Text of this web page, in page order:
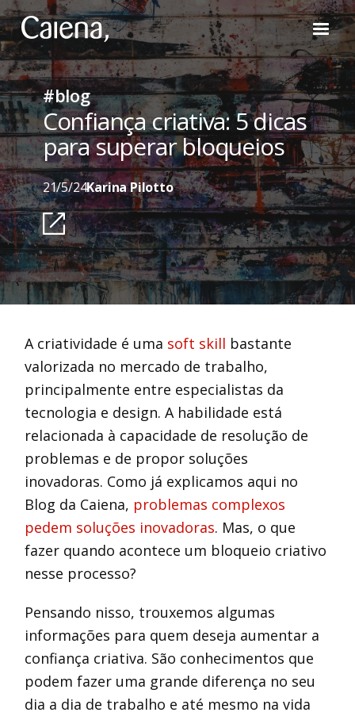
#blog
Confiança criativa: 5 dicas
para superar bloqueios
21/5/24Karina Pilotto
A criatividade é uma soft skill bastante
valorizada no mercado de trabalho,
principalmente entre especialistas da
tecnologia e design. A habilidade está
relacionada à capacidade de resolução de
problemas e de propor soluções
inovadoras. Como já explicamos aqui no
Blog da Caiena, problemas complexos
pedem soluções inovadoras. Mas, o que
fazer quando acontece um bloqueio criativo
nesse processo?
Pensando nisso, trouxemos algumas
informações para quem deseja aumentar a
confiança criativa. São conhecimentos que
podem fazer uma grande diferença no seu
dia a dia de trabalho e até mesmo na vida